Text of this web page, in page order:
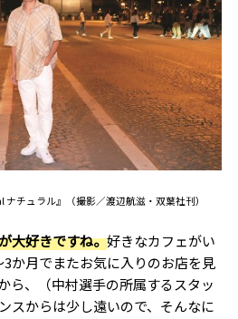
チュラル』（撮影／渡辺航滋・双葉社刊）
大好きですね。好きなカフェがい
か月でまたお気に入りのお店を見
ら、（中村選手の所属するスタッ
スからは少し遠いので、そんなに